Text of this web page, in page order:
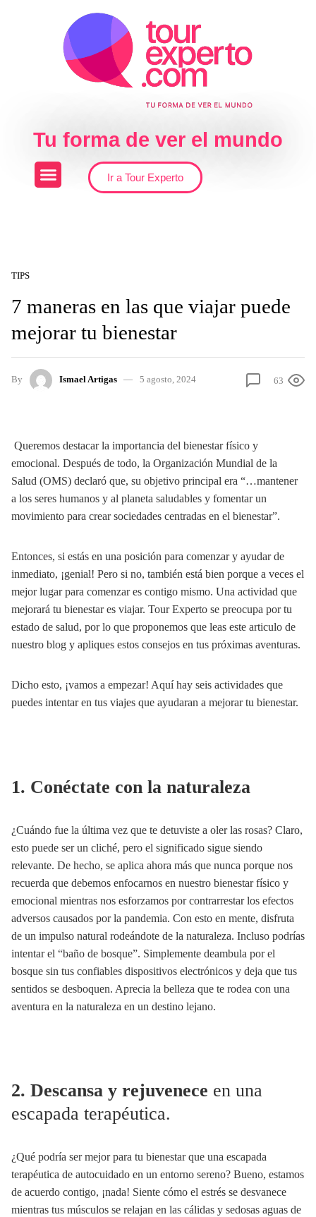
Tu forma de ver el mundo
Ir a Tour Experto
TIPS
7 maneras en las que viajar puede
mejorar tu bienestar
By Ismael Artigas 5 agosto, 2024 63
Queremos destacar la importancia del bienestar físico y
emocional. Después de todo, la Organización Mundial de la
Salud (OMS) declaró que, su objetivo principal era “…mantener
a los seres humanos y al planeta saludables y fomentar un
movimiento para crear sociedades centradas en el bienestar”.
Entonces, si estás en una posición para comenzar y ayudar de
inmediato, ¡genial! Pero si no, también está bien porque a veces el
mejor lugar para comenzar es contigo mismo. Una actividad que
mejorará tu bienestar es viajar. Tour Experto se preocupa por tu
estado de salud, por lo que proponemos que leas este articulo de
nuestro blog y apliques estos consejos en tus próximas aventuras.
Dicho esto, ¡vamos a empezar! Aquí hay seis actividades que
puedes intentar en tus viajes que ayudaran a mejorar tu bienestar.
1. Conéctate con la naturaleza
¿Cuándo fue la última vez que te detuviste a oler las rosas? Claro,
esto puede ser un cliché, pero el significado sigue siendo
relevante. De hecho, se aplica ahora más que nunca porque nos
recuerda que debemos enfocarnos en nuestro bienestar físico y
emocional mientras nos esforzamos por contrarrestar los efectos
adversos causados por la pandemia. Con esto en mente, disfruta
de un impulso natural rodeándote de la naturaleza. Incluso podrías
intentar el “baño de bosque”. Simplemente deambula por el
bosque sin tus confiables dispositivos electrónicos y deja que tus
sentidos se desboquen. Aprecia la belleza que te rodea con una
aventura en la naturaleza en un destino lejano.
2. Descansa y rejuvenece en una
escapada terapéutica.
¿Qué podría ser mejor para tu bienestar que una escapada
terapéutica de autocuidado en un entorno sereno? Bueno, estamos
de acuerdo contigo, ¡nada! Siente cómo el estrés se desvanece
mientras tus músculos se relajan en las cálidas y sedosas aguas de